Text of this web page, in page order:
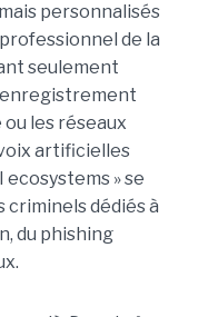
personnalisés
de la
seulement
les réseaux
artificielles
ecosystems » se
dédiés à
du phishing